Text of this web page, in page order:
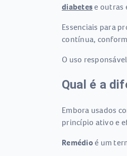
diabetese outras
Essenciais para
contínua,
O uso
Qual é a
Embora usados
princípio ativo e
Remédioé um